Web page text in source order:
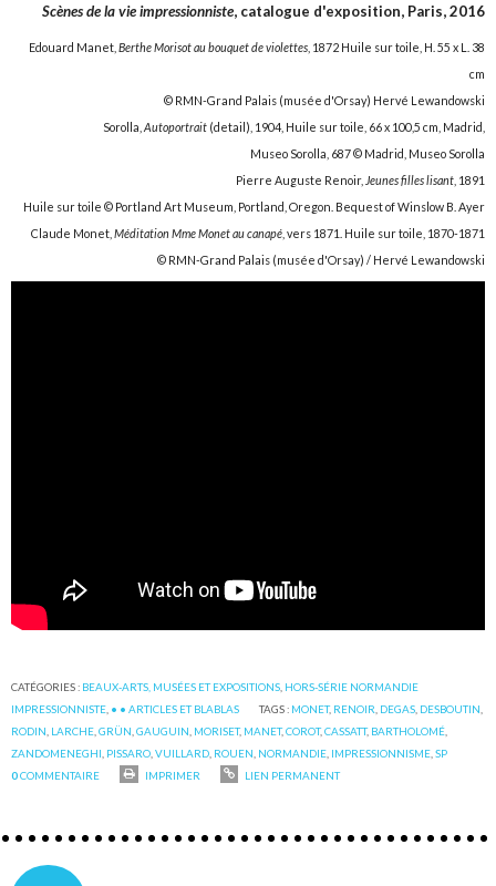
Scènes de la vie impressionniste, catalogue d'exposition, Paris, 2016
Edouard Manet, Berthe Morisot au bouquet de violettes, 1872 Huile sur toile, H. 55 x L. 38
cm
© RMN-Grand Palais (musée d'Orsay) Hervé Lewandowski
Sorolla, Autoportrait(detail), 1904, Huile sur toile, 66 x 100,5 cm, Madrid,
Museo Sorolla, 687 © Madrid, Museo Sorolla
Pierre Auguste Renoir, Jeunes filles lisant, 1891
Huile sur toile © Portland Art Museum, Portland, Oregon. Bequest of Winslow B. Ayer
Claude Monet, Méditation Mme Monet au canapé, vers 1871. Huile sur toile, 1870-1871
© RMN-Grand Palais (musée d'Orsay) / Hervé Lewandowski
CATÉGORIES : BEAUX-ARTS, MUSÉES ET EXPOSITIONS HORS-SÉRIE NORMANDIE
IMPRESSIONNISTE • • ARTICLES ET BLABLAS TAGS : MONET, RENOIR DEGAS DESBOUTIN
RODIN LARCHE ,GRÜN ,GAUGUIN MORISET, MANET,COROT,CASSATT, BARTHOLOMÉ
ZANDOMENEGHI PISSARO ,VUILLARD ROUEN NORMANDIE IMPRESSIONNISME ,SP
0COMMENTAIRE IMPRIMER LIEN PERMANENT